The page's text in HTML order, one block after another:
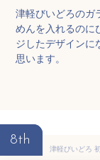
津軽びいどろのガ
めんを入れるのに
ジしたデザインに
思います。
8th